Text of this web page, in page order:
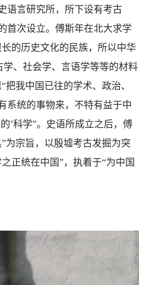
语言研究所，所下设有考古
首次设立。傅斯年在北大求学
的历史文化的民族，所以中华
学、社会学、言语学等等的材料
把我中国已往的学术、政治、
系统的事物来，不特有益于中
’科学”。史语所成立之后，傅
为宗旨，以殷墟考古发掘为突
正统在中国”，执着于“为中国